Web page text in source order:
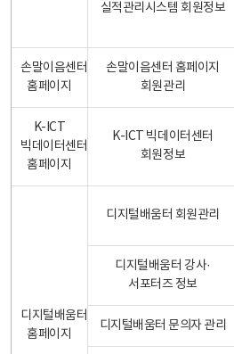
실적관리시스템 회원정보
손말이음센터
홈페이지
손말이음센터 홈페이지
회원관리
K-ICT
빅데이터센터
홈페이지
K-ICT 빅데이터센터
회원정보
디지털배움터
홈페이지
디지털배움터 회원관리
디지털배움터 강사·
서포터즈 정보
디지털배움터 문의자 관리